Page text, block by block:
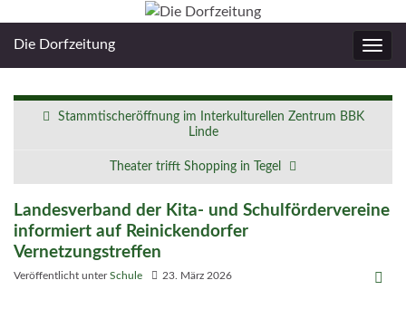
Die Dorfzeitung
Stammtischeröffnung im Interkulturellen Zentrum BBK
Linde
Theater trifft Shopping in Tegel
Landesverband der Kita- und Schulfördervereine
informiert auf Reinickendorfer
Vernetzungstreffen
Veröffentlicht unterSchule 23. März 2026